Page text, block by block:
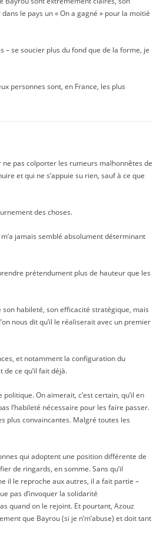
le pays un « On a gagné » pour la moitié
– se soucier plus du fond que de la forme, je
personnes sont, en France, les plus
pas colporter les rumeurs malhonnêtes de
et qui ne s’appuie su rien, sauf à ce que
des choses.
jamais semblé absolument déterminant
prétendument plus de hauteur que les
son habileté, son efficacité stratégique, mais
nous dit qu’il le réaliserait avec un premier
et notamment la configuration du
de ce qu’il fait déjà.
On aimerait, c’est certain, qu’il en
l’habileté nécessaire pour les faire passer.
plus convaincantes. Malgré toutes les
qui adoptent une position différente de
de ringards, en somme. Sans qu’il
il le reproche aux autres, il a fait partie –
pas d’invoquer la solidarité
quand on le rejoint. Et pourtant, Azouz
que Bayrou (si je n’m’abuse) et doit tant